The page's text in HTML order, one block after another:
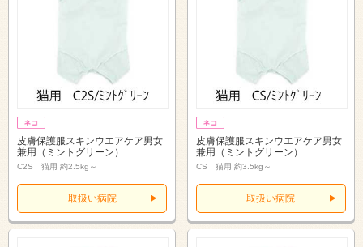
皮膚保護服スキンウエアケア男女
兼用（ミントグリーン）
C2S 猫用 約2.5kg～
取扱い病院
皮膚保護服スキンウエアケア男女
兼用（ミントグリーン）
CS 猫用 約3.5kg～
取扱い病院